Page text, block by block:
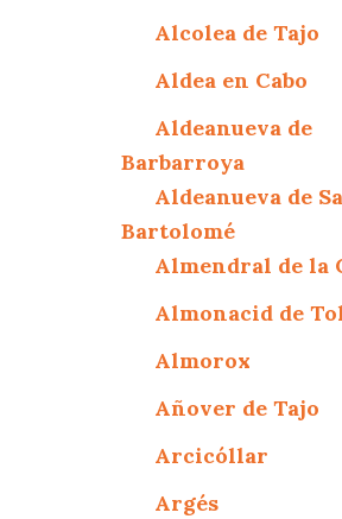
Alcolea de Tajo
Aldea en Cabo
Aldeanueva de
Barbarroya
Aldeanueva de
Bartolomé
Almendral de la
Almonacid de
Almorox
Añover de Tajo
Arcicóllar
Argés